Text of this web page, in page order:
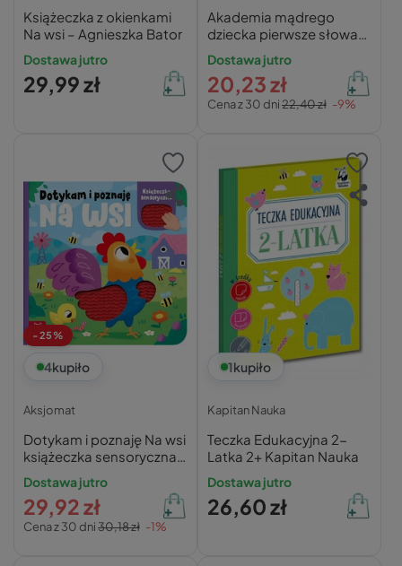
Książeczka z okienkami
Na wsi – Agnieszka Bator
Dostawa jutro
29,99 zł
Akademia mądrego
dziecka pierwsze słowa
moje ciało praca
zbiorowa
Dostawa jutro
Cena z 30 dni22,40 zł -9%
20,23 zł
-25%
4kupiło
Aksjomat
Dotykam i poznaję Na wsi
książeczka sensoryczna
Aksjomat praca zbiorowa
Dostawa jutro
Cena z 30 dni30,18 zł -1%
29,92 zł
1kupiło
Kapitan Nauka
Teczka Edukacyjna 2-
Latka 2+ Kapitan Nauka
Dostawa jutro
26,60 zł